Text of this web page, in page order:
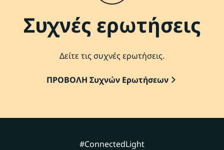
Συχνές ερωτήσεις
Δείτε τις συχνές ερωτήσεις.
ΠΡΟΒΟΛΗ Συχνών Ερωτήσεων
#ConnectedLight